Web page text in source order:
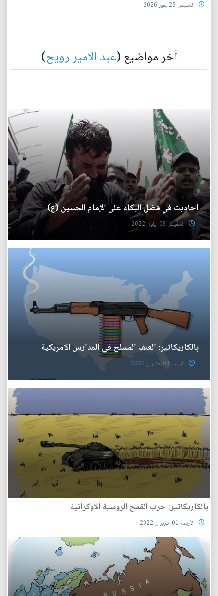
الخميس 23 تموز 2026
آخر مواضيع (عبد الامير رويح)
أحاديث في فضل البكاء على الإمام الحسين (ع)
الخميس 08 ايلول 2022
بالكاريكاتير: العنف المسلح في المدارس الامريكية
السبت 04 حزيران 2022
بالكاريكاتير: حرب القمح الروسية الأوكرانية
الأربعاء 01 حزيران 2022